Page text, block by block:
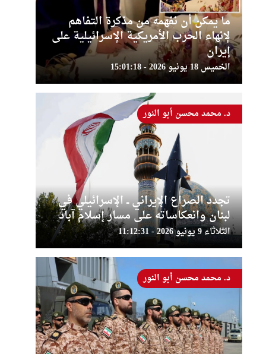
ما يمكن أن نفهمه من مذكرة التفاهم
لإنهاء الحرب الأمريكية الإسرائيلية على
إيران
الخميس 18 يونيو 2026 - 15:01:18
تجدد الصراع الإيراني ــ الإسرائيلي في
لبنان وانعكاساته على مسار إسلام آباد
الثلاثاء 9 يونيو 2026 - 11:12:31
د. محمد محسن أبو النور
د. محمد محسن أبو النور